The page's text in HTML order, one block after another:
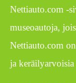
Nettiauto.com -
museoautoja,
Nettiauto.com
ja keräilyarvoisia